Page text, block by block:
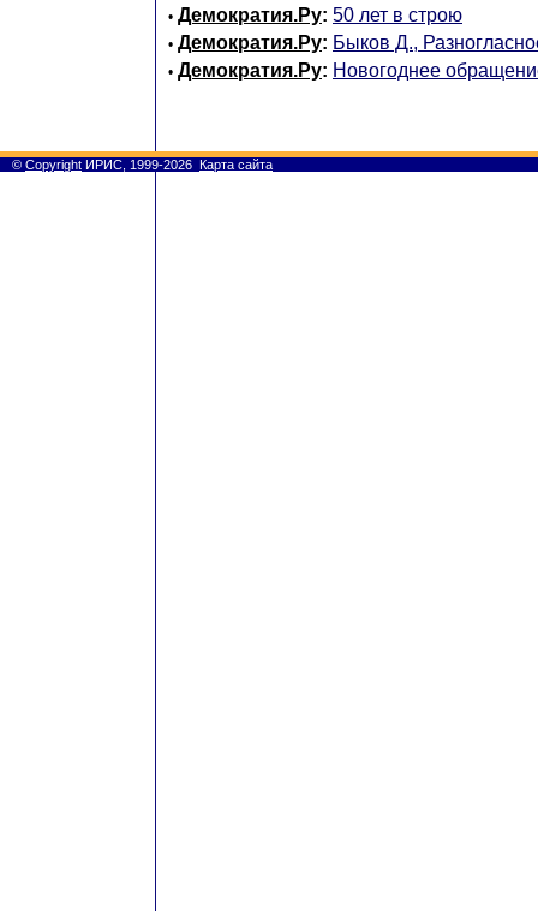
• Демократия.Ру: 50 лет в строю
• Демократия.Ру: Быков Д.,
• Демократия.Ру: Новогоднее
© Copyright ИРИС, 1999-2026 Карта сайта